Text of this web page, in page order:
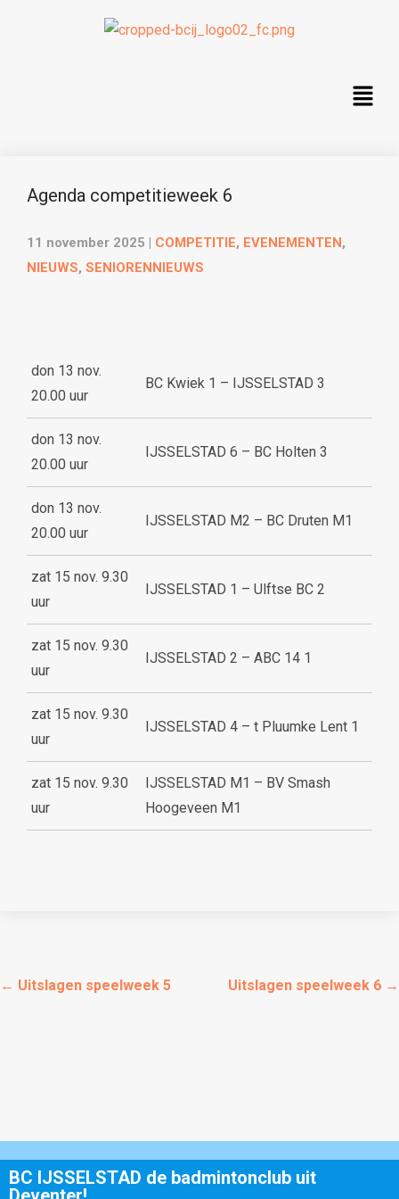
Agenda competitieweek 6
11 november 2025 COMPETITIE, EVENEMENTEN ,
NIEUWS, SENIORENNIEUWS
don 13 nov.
20.00 uur
BC Kwiek 1 – IJSSELSTAD 3
don 13 nov.
20.00 uur
IJSSELSTAD 6 – BC Holten 3
don 13 nov.
20.00 uur
IJSSELSTAD M2 – BC Druten M1
zat 15 nov. 9.30
uur
IJSSELSTAD 1 – Ulftse BC 2
zat 15 nov. 9.30
uur
IJSSELSTAD 2 – ABC 14 1
zat 15 nov. 9.30
uur
IJSSELSTAD 4 – t Pluumke Lent 1
zat 15 nov. 9.30
uur
IJSSELSTAD M1 – BV Smash
Hoogeveen M1
← Uitslagen speelweek 5 Uitslagen speelweek 6 →
BC IJSSELSTAD de badmintonclub uit